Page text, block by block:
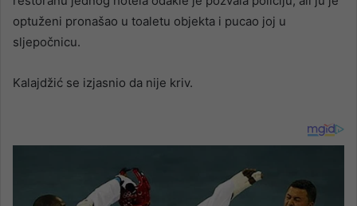
optuženi pronašao u toaletu objekta i pucao joj u
sljepočnicu.
Kalajdžić se izjasnio da nije kriv.